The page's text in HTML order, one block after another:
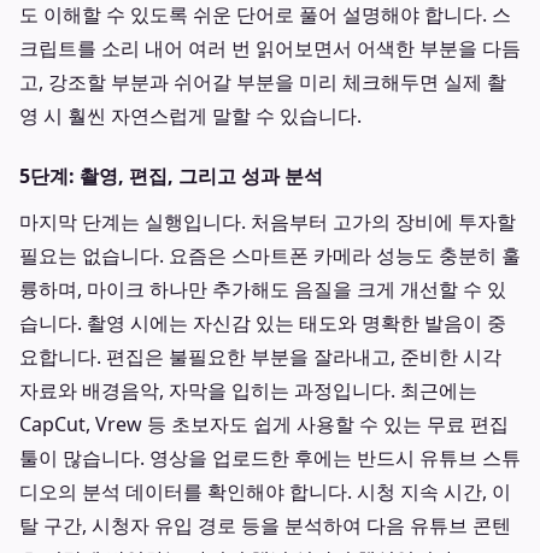
도 이해할 수 있도록 쉬운 단어로 풀어 설명해야 합니다. 스
크립트를 소리 내어 여러 번 읽어보면서 어색한 부분을 다듬
고, 강조할 부분과 쉬어갈 부분을 미리 체크해두면 실제 촬
영 시 훨씬 자연스럽게 말할 수 있습니다.
5단계: 촬영, 편집, 그리고 성과 분석
마지막 단계는 실행입니다. 처음부터 고가의 장비에 투자할
필요는 없습니다. 요즘은 스마트폰 카메라 성능도 충분히 훌
륭하며, 마이크 하나만 추가해도 음질을 크게 개선할 수 있
습니다. 촬영 시에는 자신감 있는 태도와 명확한 발음이 중
요합니다. 편집은 불필요한 부분을 잘라내고, 준비한 시각
자료와 배경음악, 자막을 입히는 과정입니다. 최근에는
CapCut, Vrew 등 초보자도 쉽게 사용할 수 있는 무료 편집
툴이 많습니다. 영상을 업로드한 후에는 반드시 유튜브 스튜
디오의 분석 데이터를 확인해야 합니다. 시청 지속 시간, 이
탈 구간, 시청자 유입 경로 등을 분석하여 다음 유튜브 콘텐